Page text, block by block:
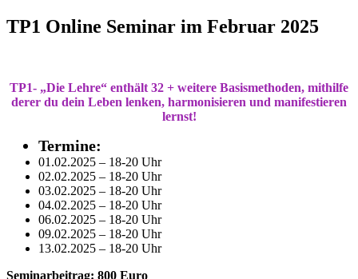
TP1 Online Seminar im Februar 2025
TP1- „Die Lehre“ enthält 32 + weitere Basismethoden, mithilfe
derer du dein Leben lenken, harmonisieren und manifestieren
lernst!
Termine:
01.02.2025 – 18-20 Uhr
02.02.2025 – 18-20 Uhr
03.02.2025 – 18-20 Uhr
04.02.2025 – 18-20 Uhr
06.02.2025 – 18-20 Uhr
09.02.2025 – 18-20 Uhr
13.02.2025 – 18-20 Uhr
Seminarbeitrag: 800 Euro